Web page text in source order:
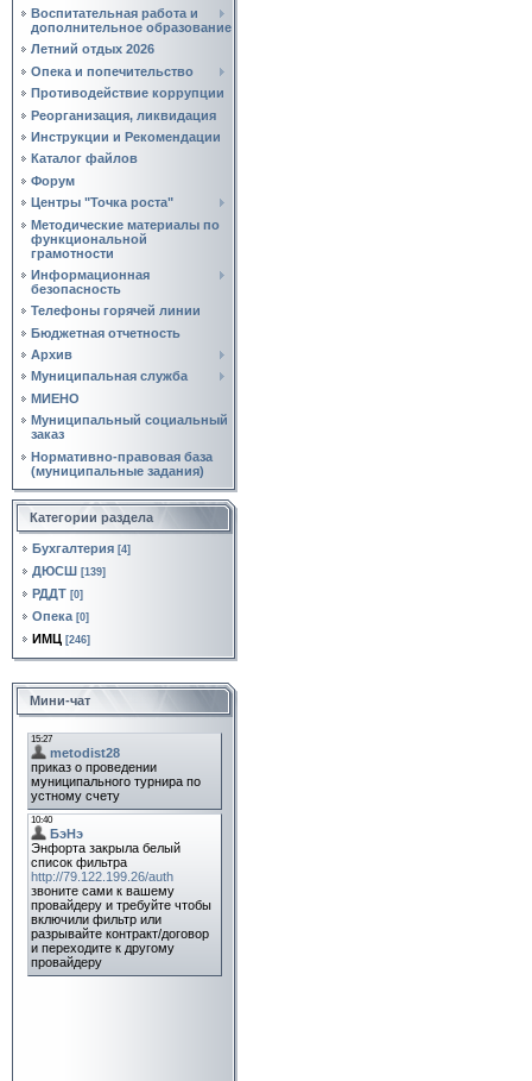
Воспитательная работа и
дополнительное образование
Летний отдых 2026
Опека и попечительство
Противодействие коррупции
Реорганизация, ликвидация
Инструкции и Рекомендации
Каталог файлов
Форум
Центры "Точка роста"
Методические материалы по
функциональной
грамотности
Информационная
безопасность
Телефоны горячей линии
Бюджетная отчетность
Архив
Муниципальная служба
МИЕНО
Муниципальный социальный
заказ
Нормативно‑правовая база
(муниципальные задания)
Категории раздела
Бухгалтерия [4]
ДЮСШ [139]
РДДТ [0]
Опека [0]
ИМЦ [246]
Мини-чат